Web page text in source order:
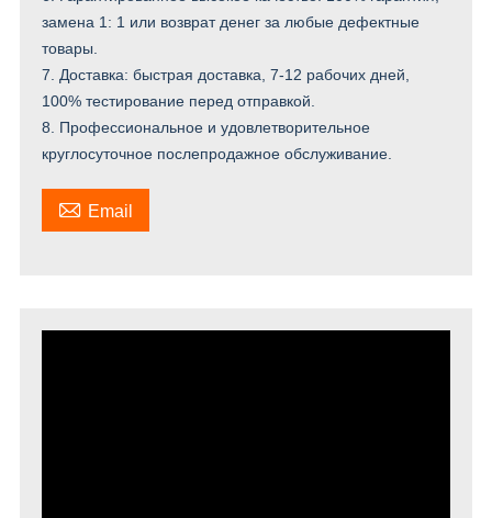
замена 1: 1 или возврат денег за любые дефектные
товары.
7. Доставка: быстрая доставка, 7-12 рабочих дней,
100% тестирование перед отправкой.
8. Профессиональное и удовлетворительное
круглосуточное послепродажное обслуживание.
 Email